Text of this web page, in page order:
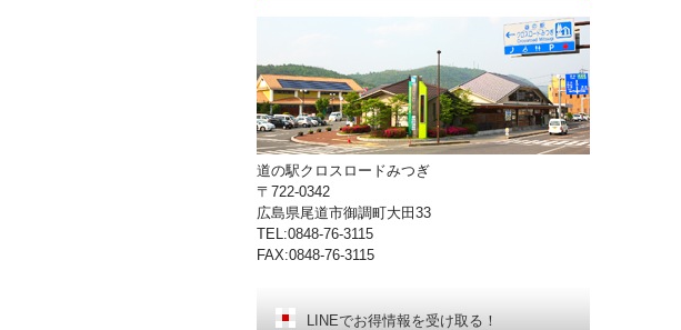
道の駅クロスロードみつぎ
〒722-0342
広島県尾道市御調町大田33
TEL:0848-76-3115
FAX:0848-76-3115
LINEでお得情報を受け取る！